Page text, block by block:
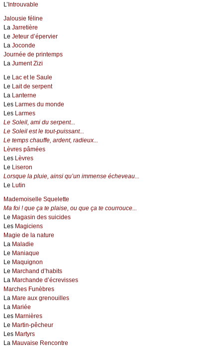
L’Introuvable
Jalousie féline
La Jarretière
Le Jeteur d’épervier
La Joconde
Journée de printemps
La Jument Zizi
Le Lac et le Saule
Le Lait de serpent
La Lanterne
Les Larmes du monde
Les Larmes
Le Soleil, ami du serpent...
Le Soleil est le tout-puissant...
Le temps chauffe, ardent, radieux...
Lèvres pâmées
Les Lèvres
Le Liseron
Lorsque la pluie, ainsi qu’un immense écheveau...
Le Lutin
Mademoiselle Squelette
Ma foi ! que ça te plaise, ou que ça te courrouce...
Le Magasin des suicides
Les Magiciens
Magie de la nature
La Maladie
Le Maniaque
Le Maquignon
Le Marchand d’habits
La Marchande d’écrevisses
Marches Funèbres
La Mare aux grenouilles
La Mariée
Les Marnières
Le Martin-pêcheur
Les Martyrs
La Mauvaise Rencontre